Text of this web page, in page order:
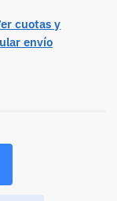
cuotas y
envío